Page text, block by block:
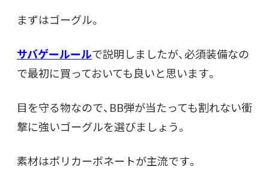
まずはゴーグル。
サバゲールールで説明しましたが、必須装備なの
で最初に買っておいても良いと思います。
目を守る物なので、BB弾が当たっても割れない衝
撃に強いゴーグルを選びましょう。
素材はポリカーボネートが主流です。